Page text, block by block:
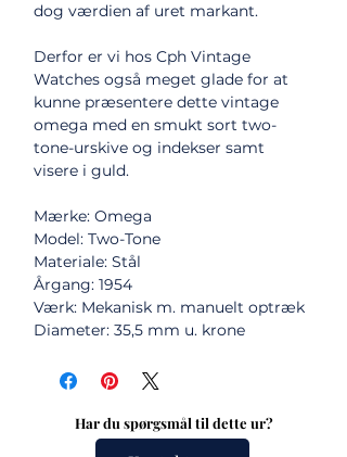
dog værdien af uret markant.
Derfor er vi hos Cph Vintage
Watches også meget glade for at
kunne præsentere dette vintage
omega med en smukt sort two-
tone-urskive og indekser samt
visere i guld.
Mærke: Omega
Model: Two-Tone
Materiale: Stål
Årgang: 1954
Værk: Mekanisk m. manuelt optræk
Diameter: 35,5 mm u. krone
Har du spørgsmål til dette ur?